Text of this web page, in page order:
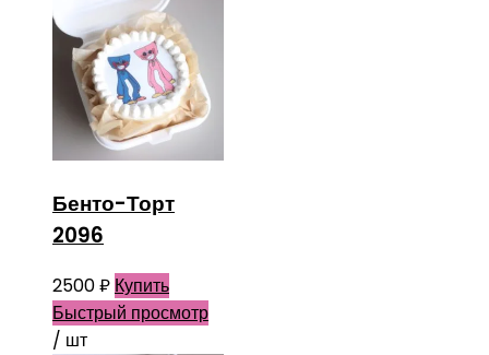
Бенто-Торт
2096
2500₽ Купить
Быстрый просмотр
/ шт